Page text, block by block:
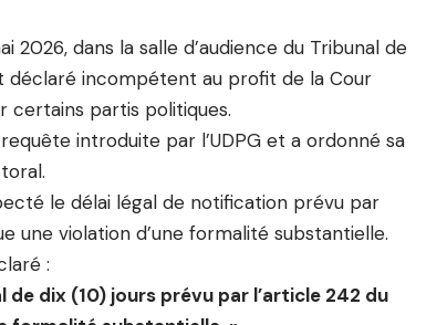
dans la salle d’audience du Tribunal de
déclaré incompétent au profit de la Cour
certains partis politiques.
introduite par l’UDPG et a ordonné sa
le délai légal de notification prévu par
une violation d’une formalité substantielle.
:
dix (10) jours prévu par l’article 242 du